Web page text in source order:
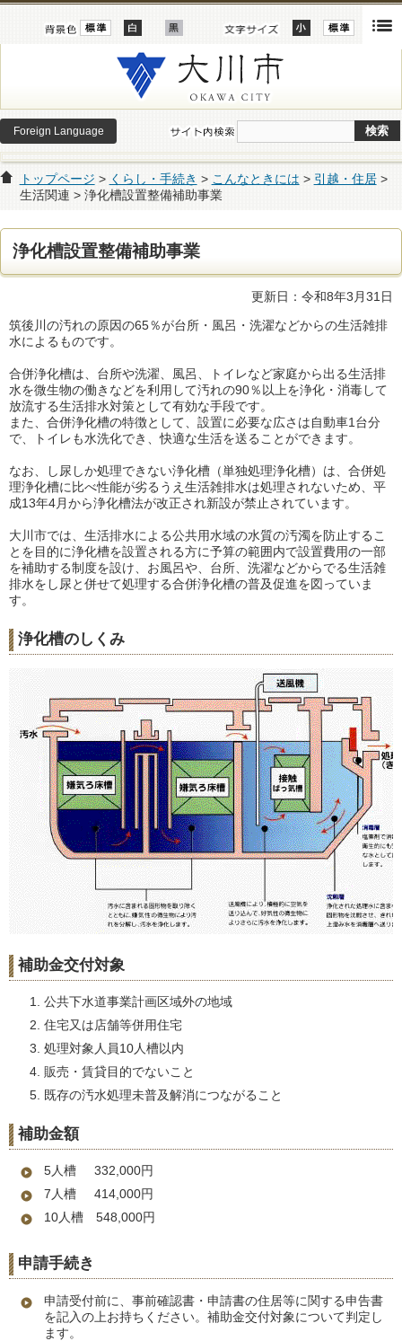
Foreign Language
トップページ > くらし・手続き > こんなときには > 引越・住居>
生活関連 > 浄化槽設置整備補助事業
浄化槽設置整備補助事業
更新日：令和8年3月31日
筑後川の汚れの原因の65％が台所・風呂・洗濯などからの生活雑排
水によるものです。
合併浄化槽は、台所や洗濯、風呂、トイレなど家庭から出る生活排
水を微生物の働きなどを利用して汚れの90％以上を浄化・消毒して
放流する生活排水対策として有効な手段です。
また、合併浄化槽の特徴として、設置に必要な広さは自動車1台分
で、トイレも水洗化でき、快適な生活を送ることができます。
なお、し尿しか処理できない浄化槽（単独処理浄化槽）は、合併処
理浄化槽に比べ性能が劣るうえ生活雑排水は処理されないため、平
成13年4月から浄化槽法が改正され新設が禁止されています。
大川市では、生活排水による公共用水域の水質の汚濁を防止するこ
とを目的に浄化槽を設置される方に予算の範囲内で設置費用の一部
を補助する制度を設け、お風呂や、台所、洗濯などからでる生活雑
排水をし尿と併せて処理する合併浄化槽の普及促進を図っていま
す。
浄化槽のしくみ
補助金交付対象
公共下水道事業計画区域外の地域
住宅又は店舗等併用住宅
処理対象人員10人槽以内
販売・賃貸目的でないこと
既存の汚水処理未普及解消につながること
補助金額
5人槽 332,000円
7人槽 414,000円
10人槽 548,000円
申請手続き
申請受付前に、事前確認書・申請書の住居等に関する申告書
を記入の上お持ちください。補助金交付対象について判定し
ます。